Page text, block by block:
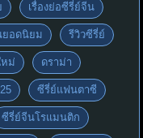
เรื่องย่อซีรี่ย์จีน
อดนิยม รีวิวซีรี่ย์
ม่ ดราม่า
ซีรี่ย์แฟนตาซี
ซีรี่ย์จีนโรแมนติก